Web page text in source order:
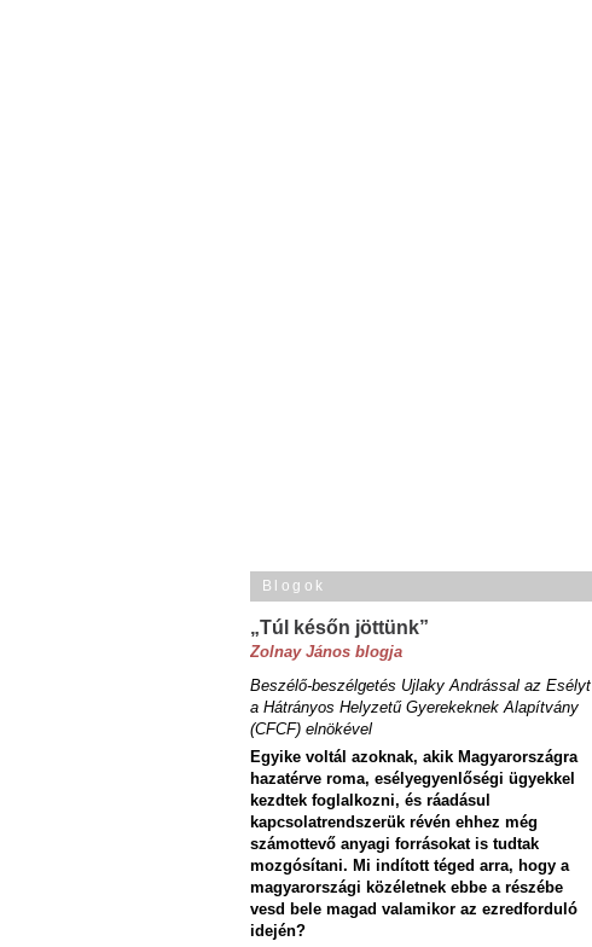
Blogok
„Túl későn jöttünk”
Zolnay János blogja
Beszélő-beszélgetés Ujlaky Andrással az Esélyt
a Hátrányos Helyzetű Gyerekeknek Alapítvány
(CFCF) elnökével
Egyike voltál azoknak, akik Magyarországra
hazatérve roma, esélyegyenlőségi ügyekkel
kezdtek foglalkozni, és ráadásul
kapcsolatrendszerük révén ehhez még
számottevő anyagi forrásokat is tudtak
mozgósítani. Mi indított téged arra, hogy a
magyarországi közéletnek ebbe a részébe
vesd bele magad valamikor az ezredforduló
idején?